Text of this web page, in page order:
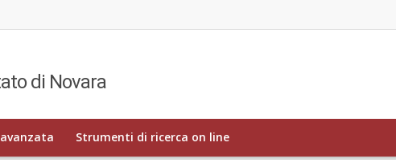
di Novara
Strumenti di ricerca on line